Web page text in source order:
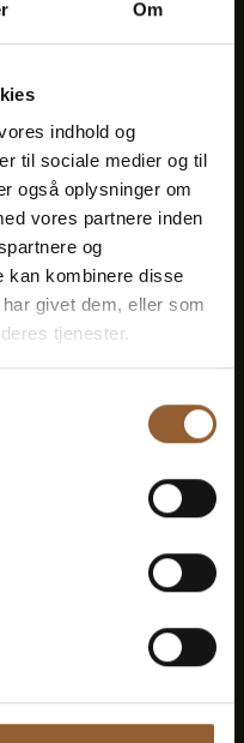
Om
indhold og
til sociale medier og til
også oplysninger om
vores partnere inden
og
kan kombinere disse
givet dem, eller som
tjenester.
Wikinger-Markt,
in alle unsere